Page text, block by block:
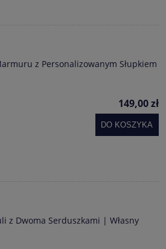
z Personalizowanym Słupkiem
149,00 zł
DO KOSZYKA
z Dwoma Serduszkami | Własny